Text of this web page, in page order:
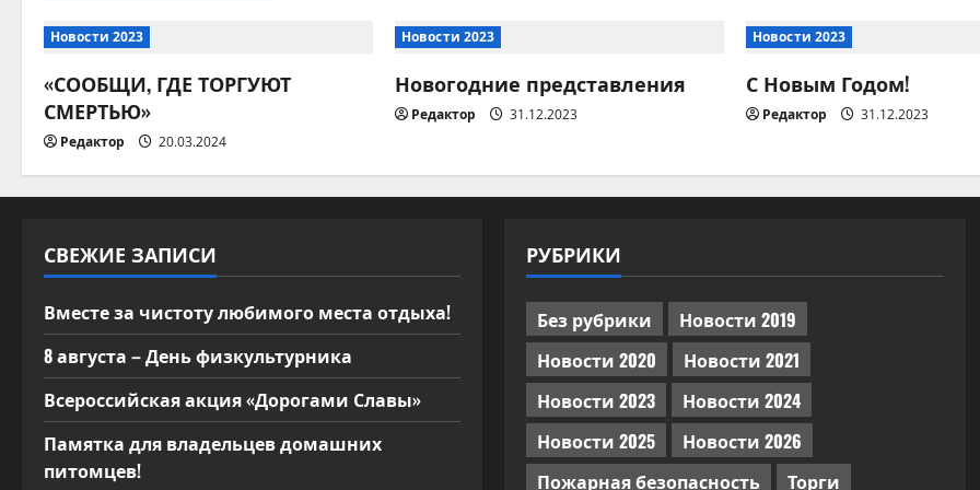
а
ц
и
я
п
о
з
а
п
и
с
Новости 2023
«СООБЩИ, ГДЕ ТОРГУЮТ
СМЕРТЬЮ»
Редактор 20.03.2024
Новости 2023
Новогодние представления
Редактор 31.12.2023
Новости 2023
С Новым Годом!
Редактор 31.12.2023
СВЕЖИЕ ЗАПИСИ
Вместе за чистоту любимого места отдыха!
8 августа – День физкультурника
Всероссийская акция «Дорогами Славы»
Памятка для владельцев домашних
питомцев!
РУБРИКИ
Без рубрики
Новости 2019
Новости 2020
Новости 2021
Новости 2023
Новости 2024
Новости 2025
Новости 2026
Пожарная безопасность
Торги